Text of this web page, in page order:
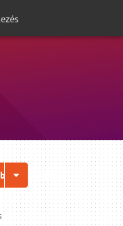
a válaszhoz